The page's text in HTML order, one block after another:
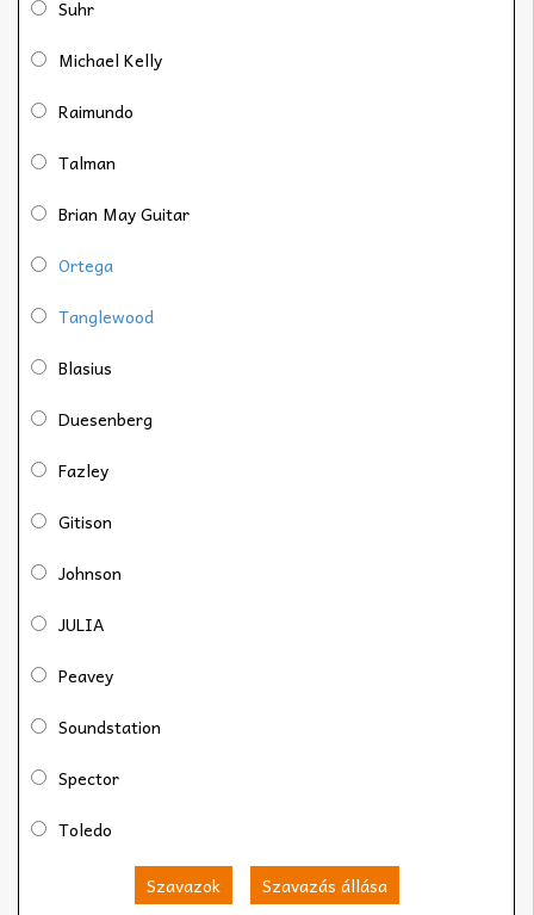
Suhr
Michael Kelly
Raimundo
Talman
Brian May Guitar
Ortega
Tanglewood
Blasius
Duesenberg
Fazley
Gitison
Johnson
JULIA
Peavey
Soundstation
Spector
Toledo
Szavazok Szavazás állása